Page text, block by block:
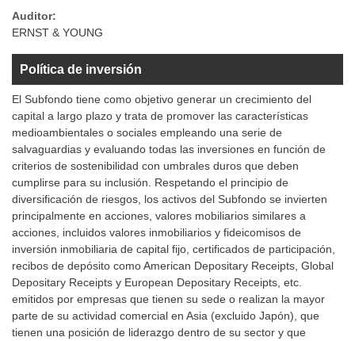
Auditor:
ERNST & YOUNG
Política de inversión
El Subfondo tiene como objetivo generar un crecimiento del
capital a largo plazo y trata de promover las características
medioambientales o sociales empleando una serie de
salvaguardias y evaluando todas las inversiones en función de
criterios de sostenibilidad con umbrales duros que deben
cumplirse para su inclusión. Respetando el principio de
diversificación de riesgos, los activos del Subfondo se invierten
principalmente en acciones, valores mobiliarios similares a
acciones, incluidos valores inmobiliarios y fideicomisos de
inversión inmobiliaria de capital fijo, certificados de participación,
recibos de depósito como American Depositary Receipts, Global
Depositary Receipts y European Depositary Receipts, etc.
emitidos por empresas que tienen su sede o realizan la mayor
parte de su actividad comercial en Asia (excluido Japón), que
tienen una posición de liderazgo dentro de su sector y que